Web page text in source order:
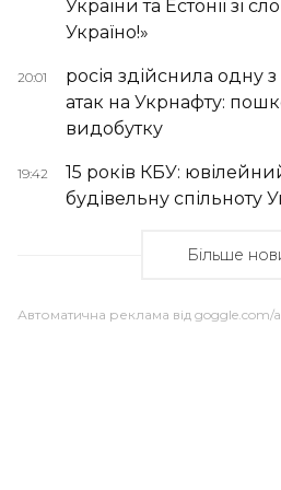
України та Естонії зі
Україно!»
20:01
росія здійснила одну
атак на Укрнафту:
видобутку
19:42
15 років КБУ:
будівельну спільноту
Більше
Автоматична реклама від goggle.com/